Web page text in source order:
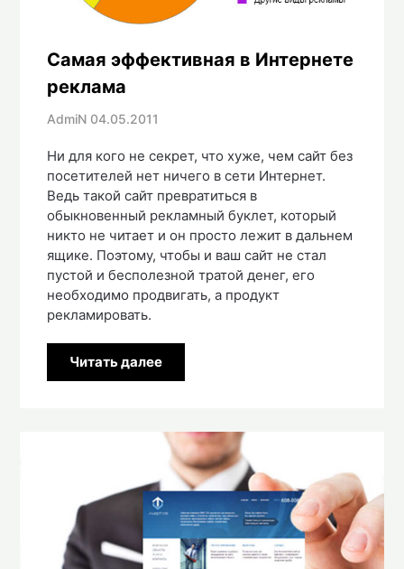
Самая эффективная в Интернете
реклама
AdmiN 04.05.2011
Ни для кого не секрет, что хуже, чем сайт без
посетителей нет ничего в сети Интернет.
Ведь такой сайт превратиться в
обыкновенный рекламный буклет, который
никто не читает и он просто лежит в дальнем
ящике. Поэтому, чтобы и ваш сайт не стал
пустой и бесполезной тратой денег, его
необходимо продвигать, а продукт
рекламировать.
Читать далее